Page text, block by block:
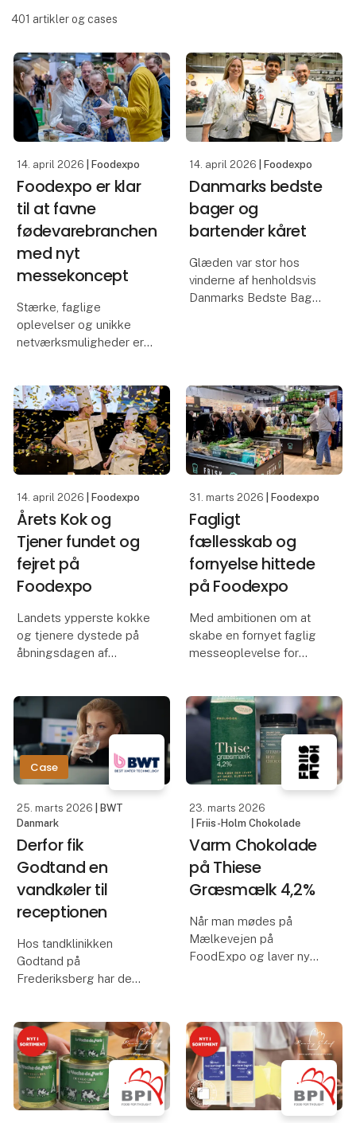
401 artikler og cases
14. april 2026 | Foodexpo
Foodexpo er klar
til at favne
fødevarebranchen
med nyt
messekoncept
Stærke, faglige
oplevelser og unikke
netværksmuligheder er i
Foodexpo, der samtidig
byder på et nyt
messekoncept.
Fødevarebranchens
centrale mødested
14. april 2026 | Foodexpo
Danmarks bedste
bager og
bartender kåret
Glæden var stor hos
vinderne af henholdsvis
Danmarks Bedste Bager
dag to af Foodexpo,
hvor flere prestigefyldte
priser blev uddel
14. april 2026 | Foodexpo
Årets Kok og
Tjener fundet og
fejret på
Foodexpo
Landets ypperste kokke
og tjenere dystede på
åbningsdagen af
blandt andet også bød
på Danmarks Bedste
Konditor og
Danmarksmesterskabet
i Mocktails. I det hele
31. marts 2026 | Foodexpo
Fagligt
fællesskab og
fornyelse hittede
på Foodexpo
Med ambitionen om at
skabe en fornyet faglig
messeoplevelse for
Foodexpo i år på et nyt
messekoncept.
Konceptet samlede
branchen i faglige
fællesskaber fordelt på
Case
25. marts 2026
| BWT
Danmark
Derfor fik
Godtand en
vandkøler til
receptionen
Hos tandklinikken
Godtand på
Frederiksberg har de
Den nye vandkølers
kølige og filtrerede vand
er populær hos både
patienter og
medarbejdere.
23. marts 2026
| Friis-Holm Chokolade
Varm Chokolade
på Thiese
Græsmælk 4,2%
Når man mødes på
Mælkevejen på
FoodExpo og laver nye
En varm chokolade lavet
på Thiese´s græsmælk
og O´Payo 68% FRIIS
HOLM chokolade.
Kom forbi K8180 og